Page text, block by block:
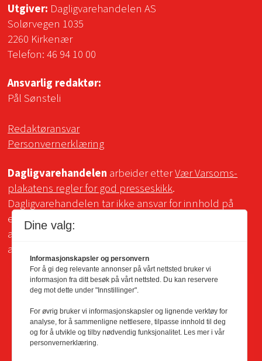
Utgiver: Dagligvarehandelen AS
Solørvegen 1035
2260 Kirkenær
Telefon:46 94 10 00
Ansvarlig redaktør:
Pål Sønsteli
Redaktøransvar
Personvernerklæring
Dagligvarehandelen arbeider etterVær Varsoms-
plakatens regler for god presseskikk.
Dagligvarehandelen tar ikke ansvar for innhold på
eksterne sider som det lenkes til. Kopiering for bruk
av Dagligvarehandelens materiale er ikke tillatt uten
avtale.
Dine valg:
Informasjonskapsler og personvern
For å gi deg relevante annonser på vårt nettsted bruker vi
informasjon fra ditt besøk på vårt nettsted. Du kan reservere
deg mot dette under "Innstillinger".
For øvrig bruker vi informasjonskapsler og lignende verktøy for
analyse, for å sammenligne nettlesere, tilpasse innhold til deg
og for å utvikle og tilby nødvendig funksjonalitet. Les mer i vår
personvernerklæring.